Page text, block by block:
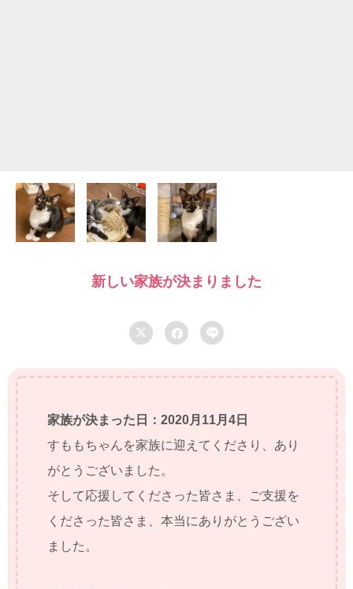
新しい家族が決まりました
  
家族が決まった日：2020月11月4日
すももちゃんを家族に迎えてくださり、あり
がとうございました。
そして応援してくださった皆さま、ご支援を
くださった皆さま、本当にありがとうござい
ました。